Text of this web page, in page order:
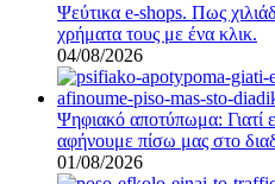
Ψεύτικα e-shops. Πως
χρήματα τους με ένα κλικ.
04/08/2026
Ψηφιακό αποτύπωμα: Γιατί
αφήνουμε πίσω μας στο
01/08/2026